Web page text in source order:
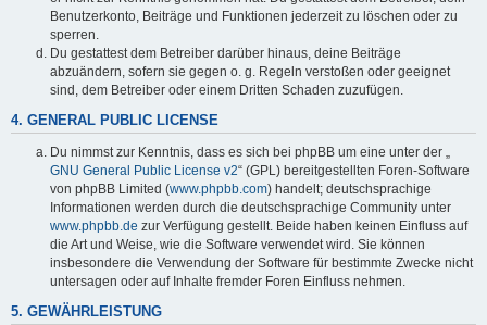
Benutzerkonto, Beiträge und Funktionen jederzeit zu löschen oder zu
sperren.
Du gestattest dem Betreiber darüber hinaus, deine Beiträge
abzuändern, sofern sie gegen o. g. Regeln verstoßen oder geeignet
sind, dem Betreiber oder einem Dritten Schaden zuzufügen.
4. GENERAL PUBLIC LICENSE
Du nimmst zur Kenntnis, dass es sich bei phpBB um eine unter der „
GNU General Public License v2“ (GPL) bereitgestellten Foren-Software
von phpBB Limited (www.phpbb.com) handelt; deutschsprachige
Informationen werden durch die deutschsprachige Community unter
www.phpbb.de zur Verfügung gestellt. Beide haben keinen Einfluss auf
die Art und Weise, wie die Software verwendet wird. Sie können
insbesondere die Verwendung der Software für bestimmte Zwecke nicht
untersagen oder auf Inhalte fremder Foren Einfluss nehmen.
5. GEWÄHRLEISTUNG